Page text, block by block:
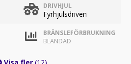
DRIVHJUL
Fyrhjulsdriven
BRÄNSLEFÖRBRUKNING
BLANDAD